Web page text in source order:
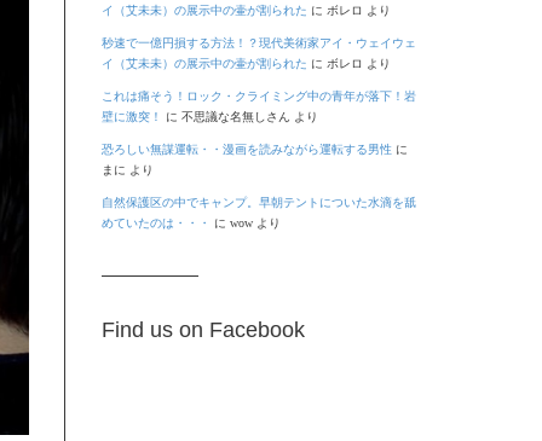
イ（艾未未）の展示中の壷が割られた に ボレロ より
秒速で一億円損する方法！？現代美術家アイ・ウェイウェ
イ（艾未未）の展示中の壷が割られた に ボレロ より
これは痛そう！ロック・クライミング中の青年が落下！岩
壁に激突！
に 不思議な名無しさん より
恐ろしい無謀運転・・漫画を読みながら運転する男性に
まに より
自然保護区の中でキャンプ。早朝テントについた水滴を舐
めていたのは・・・
に wowより
Find us on Facebook